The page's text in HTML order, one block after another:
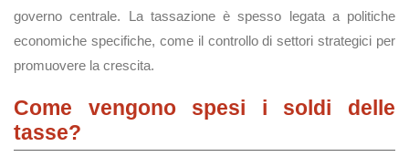
governo centrale. La tassazione è spesso legata a politiche
economiche specifiche, come il controllo di settori strategici per
promuovere la crescita.
Come vengono spesi i soldi delle
tasse?